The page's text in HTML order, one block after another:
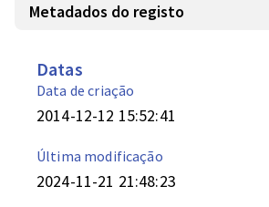
Metadados do registo
Datas
Data de criação
2014-12-12 15:52:41
Última modificação
2024-11-21 21:48:23